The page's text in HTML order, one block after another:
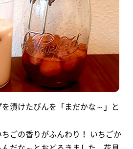
漬けたびんを「まだかな～」と
ごの香りがふんわり！ いちごか